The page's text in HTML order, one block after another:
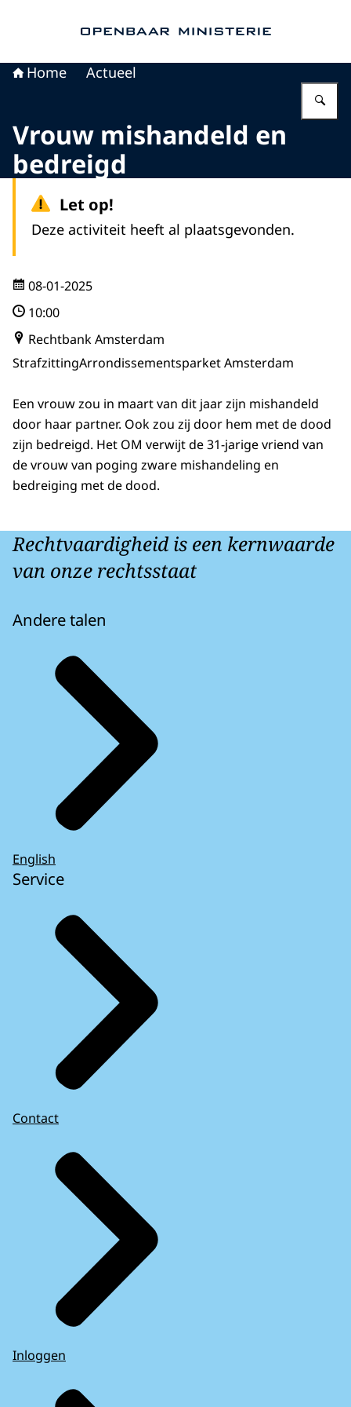
Home Actueel
Vrouw mishandeld en
bedreigd
Let op!
Deze activiteit heeft al plaatsgevonden.
08-01-2025
10:00
Rechtbank Amsterdam
StrafzittingArrondissementsparket Amsterdam
Een vrouw zou in maart van dit jaar zijn mishandeld
door haar partner. Ook zou zij door hem met de dood
zijn bedreigd. Het OM verwijt de 31-jarige vriend van
de vrouw van poging zware mishandeling en
bedreiging met de dood.
Rechtvaardigheid is een kernwaarde
van onze rechtsstaat
Andere talen
English
Service
Contact
Inloggen